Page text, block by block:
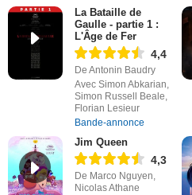
La Bataille de
Gaulle - partie 1 :
L'Âge de Fer
4,4
De Antonin Baudry
Avec Simon Abkarian,
Simon Russell Beale,
Florian Lesieur
Bande-annonce
Jim Queen
4,3
De Marco Nguyen,
Nicolas Athane